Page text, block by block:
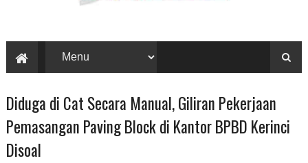
Diduga di Cat Secara Manual, Giliran Pekerjaan
Pemasangan Paving Block di Kantor BPBD Kerinci
Disoal